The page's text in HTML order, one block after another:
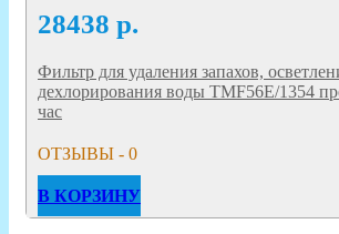
28438 р.
Фильтр для удаления запахов,
дехлорирования воды TMF56E/1354
час
ОТЗЫВЫ - 0
В КОРЗИНУ